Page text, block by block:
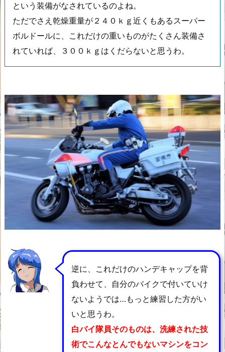
という装備がなされているのよね。
ただでさえ乾燥重量が２４０ｋｇ近くもあるスーパー
ボルドールに、これだけの重いものがたくさん装備さ
れていれば、３００ｋｇはくだらないと思うわ。
逆に、これだけのハンデキャップを背
負わせて、自分のバイクで付いていけ
ないようでは…もっと練習した方がい
いと思うわ。
白バイ隊員そのものは、洗練された技
術でこんなとんでもないマシンをコン